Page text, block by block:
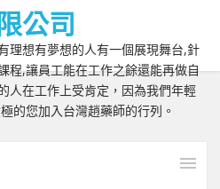
公司
理想有夢想的人有一個展現舞台,針
程,讓員工能在工作之餘還能再做自
人在工作上受肯定，因為我們年輕
的您加入台灣趙藥師的行列。